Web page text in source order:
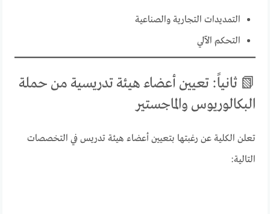
التمديدات التجارية والصناعية
التحكم الآلي
📗 ثانياً: تعيين أعضاء هيئة تدريسية من حملة
البكالوريوس والماجستير
تعلن الكلية عن رغبتها بتعيين أعضاء هيئة تدريس في التخصصات
التالية: